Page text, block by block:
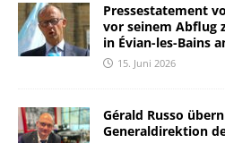
Pressestatement
vor seinem Abflug
in Évian-les-Bains
15. Juni 2026
Gérald Russo
Generaldirektion